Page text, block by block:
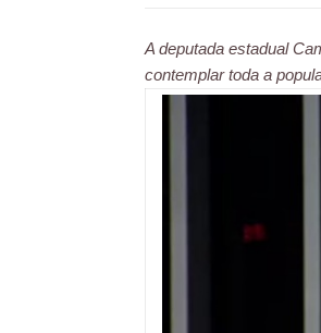
A deputada estadual
contemplar toda a